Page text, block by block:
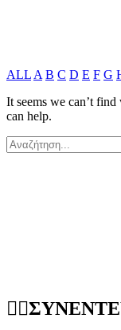
ALL A B C D E F G
It seems we can’t
can help.